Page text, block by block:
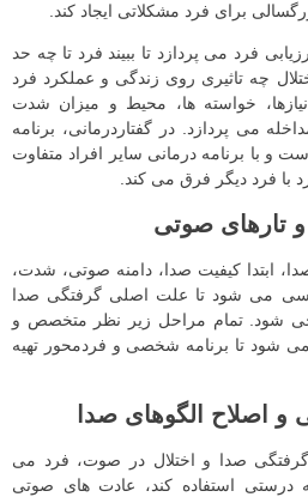
برای فرد مشکلاتی ایجاد کند.
ارزیابی فرد می پردازد تا ببیند فرد تا چه حد
چه تاثیری روی زندگی و عملکرد فرد
خواسته ها، محیط و میزان شدت
می پردازد. در گفتاردرمانی، برنامه
و با برنامه درمانی سایر افراد متفاوت
با فرد دیگر فرق می‌ کند.
تارهای صوتی
ابتدا کیفیت صدا، دامنه صوتی، شدت،
می‌ شود تا علت اصلی گرفتگی صدا
شود. تمام مراحل زیر نظر متخصص و
می شود تا برنامه شخصی و فردمحور تهیه
اصلاح الگوهای صدا
گرفتگی صدا و اختلال در صوت، فرد می‌
درستی استفاده کند، عادت‌ های صوتی